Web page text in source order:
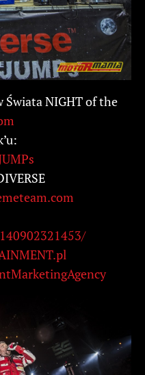
NIGHT of the